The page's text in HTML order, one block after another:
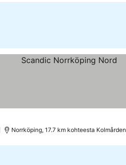
Norrköping, 17.7 km kohteesta Kolmården